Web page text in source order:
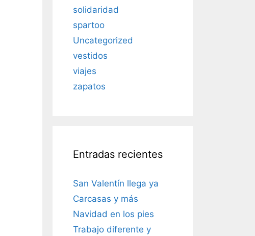
solidaridad
spartoo
Uncategorized
vestidos
viajes
zapatos
Entradas recientes
San Valentín llega ya
Carcasas y más
Navidad en los pies
Trabajo diferente y